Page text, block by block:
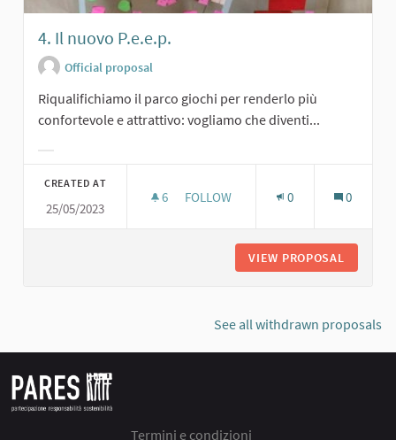
4. Il nuovo P.e.e.p.
Official proposal
Riqualifichiamo il parco giochi per renderlo più
confortevole e attrattivo: vogliamo che diventi...
CREATED AT
25/05/2023
6 6 FOLLOWERS
FOLLOW 0 0
VIEW PROPOSAL
See all withdrawn proposals
Termini e condizioni